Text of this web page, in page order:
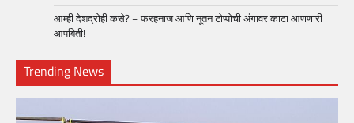
आम्ही देशद्रोही कसे? – फरहनाज आणि नूतन टोप्पोची अंगावर काटा आणणारी
आपबिती!
Trending News